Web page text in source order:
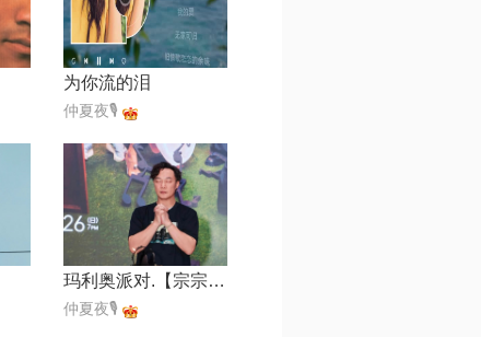
为你流的泪
仲夏夜🎙
玛利奥派对.【宗宗分享】
仲夏夜🎙